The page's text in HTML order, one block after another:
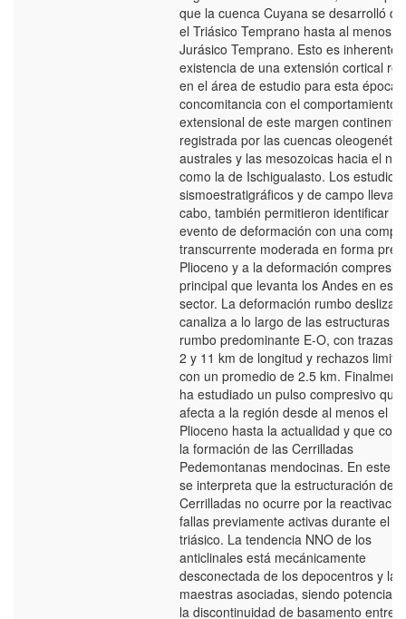
que la cuenca Cuyana se desarrolló
el Triásico Temprano hasta al menos el
Jurásico Temprano. Esto es inherente
existencia de una extensión cortical
en el área de estudio para esta época,
concomitancia con el comportamiento
extensional de este margen
registrada por las cuencas
australes y las mesozoicas hacia el
como la de Ischigualasto. Los estudios
sismoestratigráficos y de campo
cabo, también permitieron identificar un
evento de deformación con una
transcurrente moderada en forma
Plioceno y a la deformación
principal que levanta los Andes en este
sector. La deformación rumbo
canaliza a lo largo de las estructuras
rumbo predominante E-O, con trazas
2 y 11 km de longitud y rechazos
con un promedio de 2.5 km.
ha estudiado un pulso compresivo que
afecta a la región desde al menos el
Plioceno hasta la actualidad y que
la formación de las Cerrilladas
Pedemontanas mendocinas. En este
se interpreta que la estructuración de
Cerrilladas no ocurre por la
fallas previamente activas durante el
triásico. La tendencia NNO de los
anticlinales está mecánicamente
desconectada de los depocentros y
maestras asociadas, siendo
la discontinuidad de basamento entre